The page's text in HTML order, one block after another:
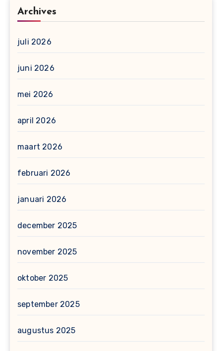
Archives
juli 2026
juni 2026
mei 2026
april 2026
maart 2026
februari 2026
januari 2026
december 2025
november 2025
oktober 2025
september 2025
augustus 2025